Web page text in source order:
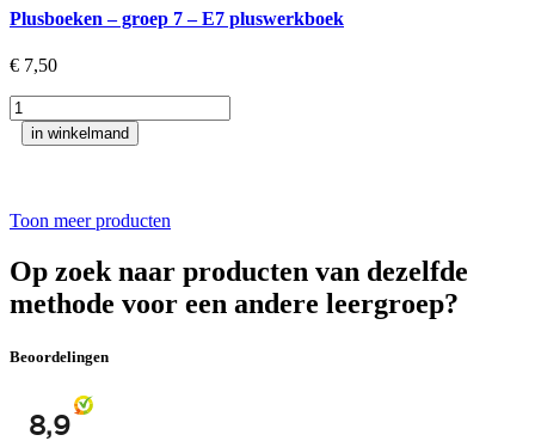
plusantwoordenboek
Plusboeken – groep 7 – E7 pluswerkboek
€ 7,50
Plusboeken
-
groep
E7
pluswerkboek
in winkelmand
Toon meer producten
Op zoek naar producten van dezelfde
methode voor een andere leergroep?
Beoordelingen